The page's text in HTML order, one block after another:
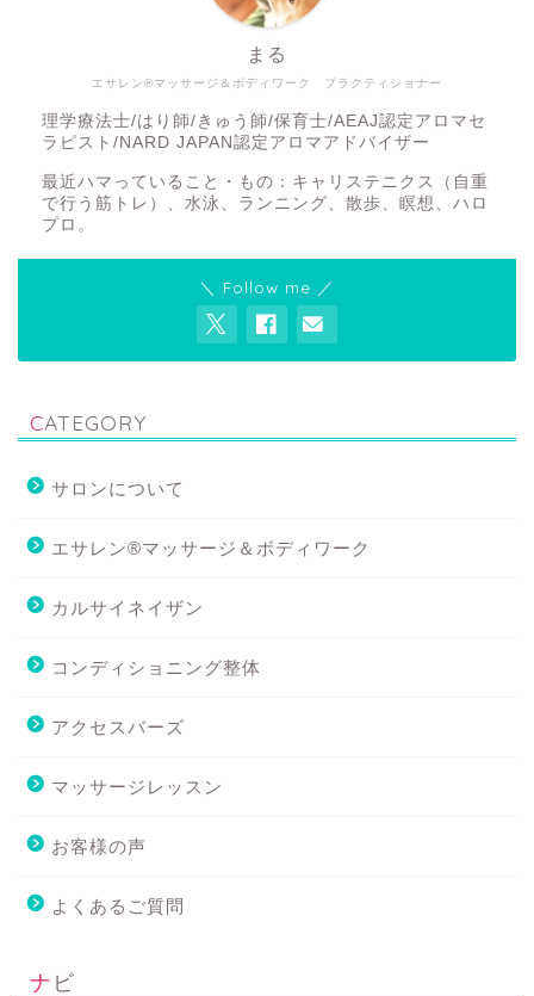
エサレン®マッサージ＆ボディワーク プラクティショナー
まる
理学療法士/はり師/きゅう師/保育士/AEAJ認定アロマセ
ラピスト/NARD JAPAN認定アロマアドバイザー
最近ハマっていること・もの：キャリステニクス（自重
で行う筋トレ）、水泳、ランニング、散歩、瞑想、ハロ
プロ。
＼ Follow me ／
CATEGORY
サロンについて
エサレン®マッサージ＆ボディワーク
カルサイネイザン
コンディショニング整体
アクセスバーズ
マッサージレッスン
お客様の声
よくあるご質問
ナビ